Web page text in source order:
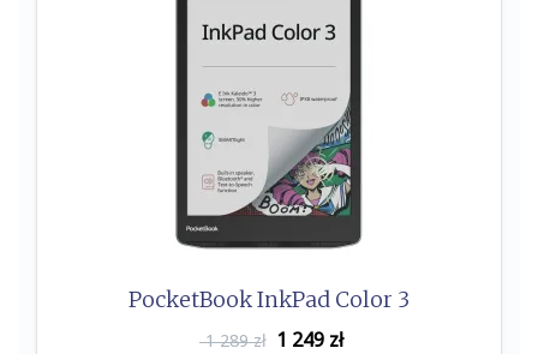
PocketBook InkPad Color 3
1 289 zł 1 249zł